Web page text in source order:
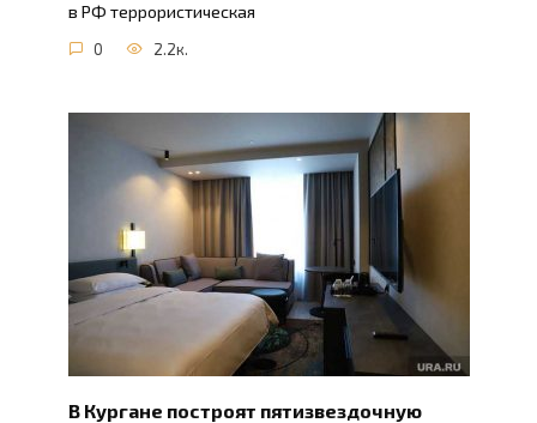
в РФ террористическая
0 2.2к.
В Кургане построят пятизвездочную